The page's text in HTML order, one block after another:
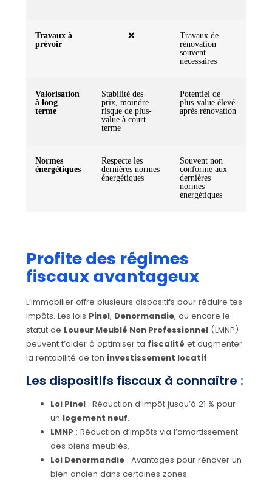
Travaux à
prévoir
❌
Travaux de
rénovation
souvent
nécessaires
Valorisation
à long
terme
Stabilité des
prix, moindre
risque de plus-
value à court
terme
Potentiel de
plus-value élevé
après rénovation
Normes
énergétiques
Respecte les
dernières normes
énergétiques
Souvent non
conforme aux
dernières
normes
énergétiques
Profite des régimes
fiscaux avantageux
L’immobilier offre plusieurs dispositifs pour réduire tes
impôts. Les lois Pinel, Denormandie, ou encore le
statut de Loueur Meublé Non Professionnel(LMNP)
peuvent t’aider à optimiser ta fiscalité et augmenter
la rentabilité de ton investissement locatif.
Les dispositifs fiscaux à connaître :
Loi Pinel: Réduction d’impôt jusqu’à 21 % pour
un logement neuf.
LMNP : Réduction d’impôts via l’amortissement
des biens meublés.
Loi Denormandie: Avantages pour rénover un
bien ancien dans certaines zones.